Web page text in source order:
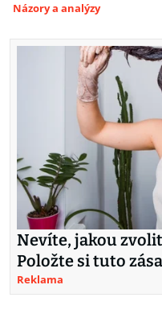
Názory a analýzy
Nevíte, jakou
Položte si tuto
Reklama